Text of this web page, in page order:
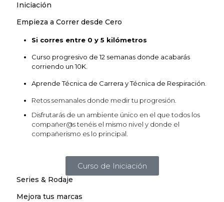
Iniciación
Empieza a Correr desde Cero
Si corres entre 0 y 5 kilómetros
Curso progresivo de 12 semanas donde acabarás
corriendo un 10K.
Aprende Técnica de Carrera y Técnica de Respiración.
Retos semanales donde medir tu progresión.
Disfrutarás de un ambiente único en el que todos los
compañer@s tenéis el mismo nivel y donde el
compañerismo es lo principal.
Curso de Iniciación
Series & Rodaje
Mejora tus marcas